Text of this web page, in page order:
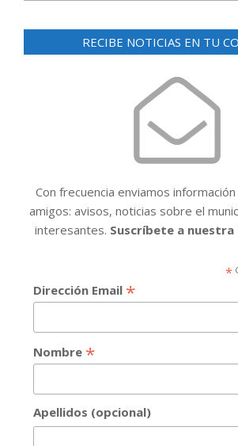
RECIBE NOTICIAS EN TU
Con frecuencia enviamos
amigos: avisos, noticias sobre el
interesantes. Suscríbete a
*
Dirección Email *
Nombre *
Apellidos (opcional)